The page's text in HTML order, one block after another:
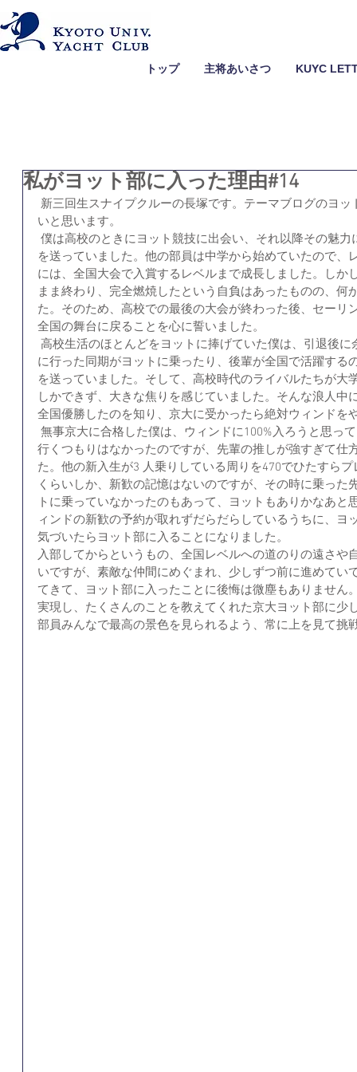
トップ 主将あいさつ KUYC
私がヨット部に入った理由#14
新三回生スナイプクルーの長塚です。テーマブログのヨ
いと思います。
僕は高校のときにヨット競技に出会い、それ以降その魅
を送っていました。他の部員は中学から始めていたので、
には、全国大会で入賞するレベルまで成長しました。しか
まま終わり、完全燃焼したという自負はあったものの、何
た。そのため、高校での最後の大会が終わった後、セーリ
全国の舞台に戻ることを心に誓いました。
高校生活のほとんどをヨットに捧げていた僕は、引退後
に行った同期がヨットに乗ったり、後輩が全国で活躍する
を送っていました。そして、高校時代のライバルたちが大
しかできず、大きな焦りを感じていました。そんな浪人中
全国優勝したのを知り、京大に受かったら絶対ウィンドを
無事京大に合格した僕は、ウィンドに100%入ろうと思っ
行くつもりはなかったのですが、先輩の推しが強すぎて仕
た。他の新入生が3 人乗りしている周りを470でひたすら
くらいしか、新歓の記憶はないのですが、その時に乗った
トに乗っていなかったのもあって、ヨットもありかなあと
ィンドの新歓の予約が取れずだらだらしているうちに、ヨ
気づいたらヨット部に入ることになりました。
入部してからというもの、全国レベルへの道のりの遠さや
いですが、素敵な仲間にめぐまれ、少しずつ前に進めてい
てきて、ヨット部に入ったことに後悔は微塵もありません
実現し、たくさんのことを教えてくれた京大ヨット部に少
部員みんなで最高の景色を見られるよう、常に上を見て挑